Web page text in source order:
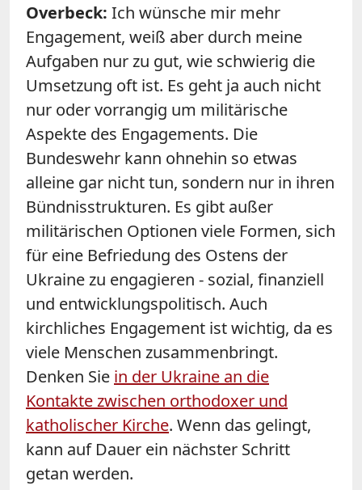
Overbeck: Ich wünsche mir mehr
Engagement, weiß aber durch meine
Aufgaben nur zu gut, wie schwierig die
Umsetzung oft ist. Es geht ja auch nicht
nur oder vorrangig um militärische
Aspekte des Engagements. Die
Bundeswehr kann ohnehin so etwas
alleine gar nicht tun, sondern nur in ihren
Bündnisstrukturen. Es gibt außer
militärischen Optionen viele Formen, sich
für eine Befriedung des Ostens der
Ukraine zu engagieren - sozial, finanziell
und entwicklungspolitisch. Auch
kirchliches Engagement ist wichtig, da es
viele Menschen zusammenbringt.
Denken Sie in der Ukraine an die
Kontakte zwischen orthodoxer und
katholischer Kirche. Wenn das gelingt,
kann auf Dauer ein nächster Schritt
getan werden.